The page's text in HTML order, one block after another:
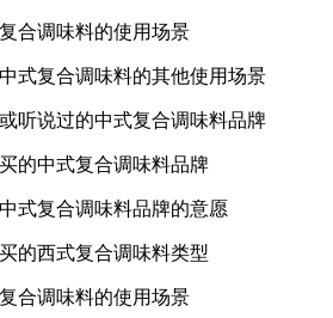
合调味料的使用场景
式复合调味料的其他使用场景
听说过的中式复合调味料品牌
的中式复合调味料品牌
式复合调味料品牌的意愿
的西式复合调味料类型
合调味料的使用场景